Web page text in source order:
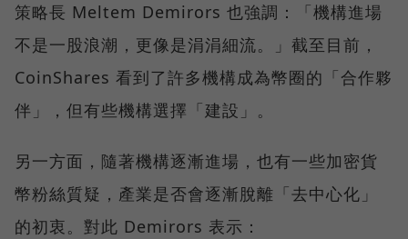
策略長 Meltem Demirors 也強調：「機構進場
不是一股浪潮，更像是涓涓細流。」截至目前，
CoinShares 看到了許多機構成為幣圈的「合作夥
伴」，但有些機構選擇「建設」。
另一方面，隨著機構逐漸進場，也有一些加密貨
幣粉絲質疑，產業是否會逐漸脫離「去中心化」
的初衷。對此 Demirors 表示：